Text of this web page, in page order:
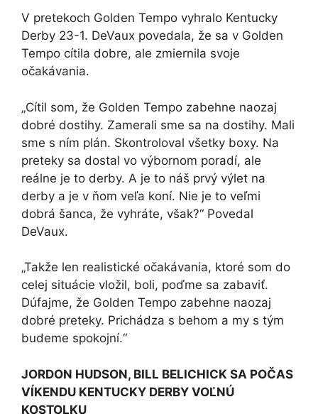
V pretekoch Golden Tempo vyhralo Kentucky
Derby 23-1. DeVaux povedala, že sa v Golden
Tempo cítila dobre, ale zmiernila svoje
očakávania.
„Cítil som, že Golden Tempo zabehne naozaj
dobré dostihy. Zamerali sme sa na dostihy. Mali
sme s ním plán. Skontroloval všetky boxy. Na
preteky sa dostal vo výbornom poradí, ale
reálne je to derby. A je to náš prvý výlet na
derby a je v ňom veľa koní. Nie je to veľmi
dobrá šanca, že vyhráte, však?“ Povedal
DeVaux.
„Takže len realistické očakávania, ktoré som do
celej situácie vložil, boli, poďme sa zabaviť.
Dúfajme, že Golden Tempo zabehne naozaj
dobré preteky. Prichádza s behom a my s tým
budeme spokojní.“
JORDON HUDSON, BILL BELICHICK SA POČAS
VÍKENDU KENTUCKY DERBY VOĽNÚ
KOSTOLKU